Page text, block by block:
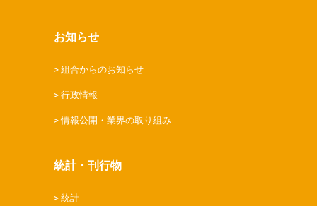
お知らせ
組合からのお知らせ
行政情報
情報公開・業界の取り組み
統計・刊行物
統計